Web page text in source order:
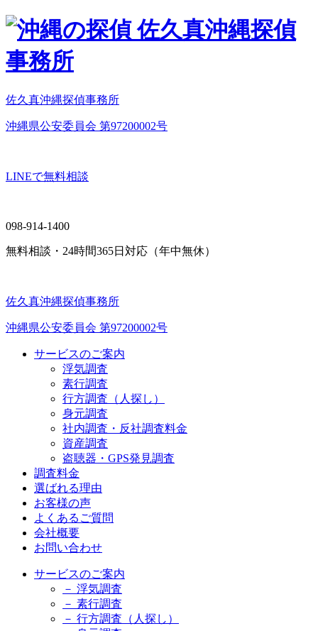
佐久真沖縄探偵事務所
沖縄県公安委員会 第97200002号
LINEで無料相談
098-914-1400
無料相談・24時間365日対応（年中無休）
佐久真沖縄探偵事務所
沖縄県公安委員会 第97200002号
サービスのご案内
浮気調査
素行調査
行方調査（人探し）
身元調査
社内調査・反社調査料金
資産調査
盗聴器・GPS発見調査
調査料金
選ばれる理由
お客様の声
よくあるご質問
会社概要
お問い合わせ
サービスのご案内
－ 浮気調査
－ 素行調査
－ 行方調査（人探し）